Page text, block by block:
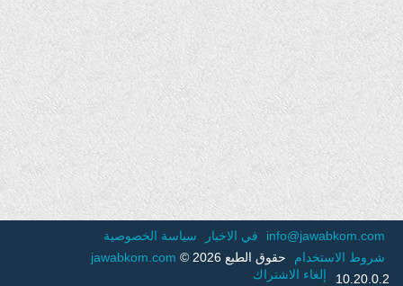
info@jawabkom.com في الاخبار
سياسة الخصوصية
شروط الاستخدام
حقوق الطبع 2026 ©
jawabkom.com
إلغاء الاشتراك
10.20.0.2